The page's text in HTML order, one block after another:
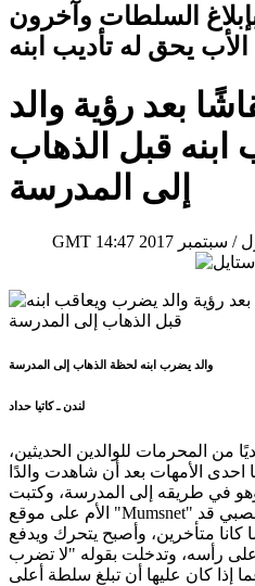
السلطات وآخرون
الأب يحق له تأديب ابنه
بعد رؤية والد
قبل الذهاب
إلى المدرسة
GMT
والد يضرب ابنه لحظة الذهاب إلى المدرسة
لندن ـ كاتيا حداد
من المحرمات للوالدين الحديثين،
احدى الأمهات بعد أن شاهدت والدًا
في طريقه إلى المدرسة، وكتبت
الأم على موقع "Mumsnet" لطلب المشورة، موضحةً أن الصبي قد
متأخرين، وأصبح يتحرك ويدفع
رأسه، وتدخلت بقوله "لا تضرب